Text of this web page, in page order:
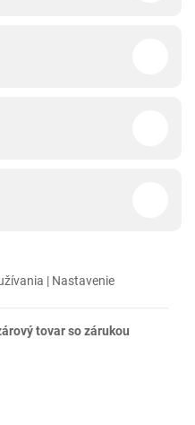
| Nastavenie
tovar so zárukou